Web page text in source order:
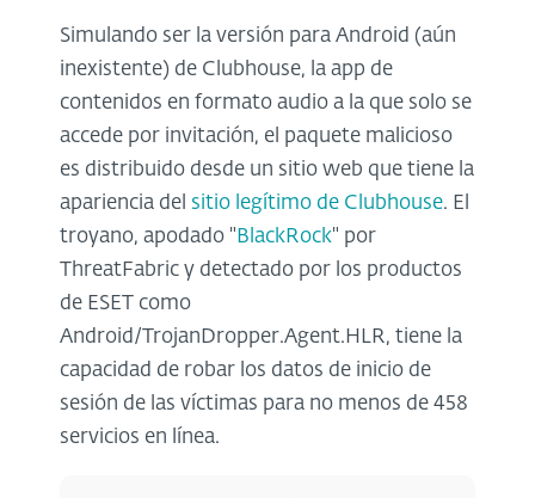
Simulando ser la versión para Android (aún
inexistente) de Clubhouse, la app de
contenidos en formato audio a la que solo se
accede por invitación, el paquete malicioso
es distribuido desde un sitio web que tiene la
apariencia del sitio legítimo de Clubhouse. El
troyano, apodado " BlackRock" por
ThreatFabric y detectado por los productos
de ESET como
Android/TrojanDropper.Agent.HLR, tiene la
capacidad de robar los datos de inicio de
sesión de las víctimas para no menos de 458
servicios en línea.